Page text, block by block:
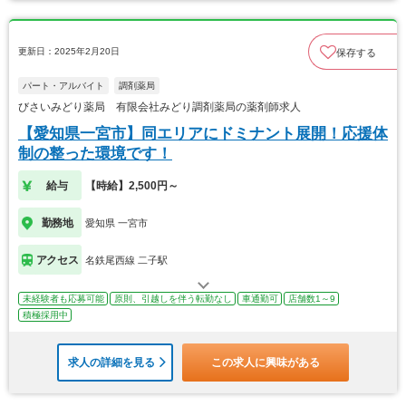
更新日：2025年2月20日 保存する
パート・アルバイト 調剤薬局
びさいみどり薬局 有限会社みどり調剤薬局の薬剤師求人
【愛知県一宮市】同エリアにドミナント展開！応援体
制の整った環境です！
給与 【時給】2,500円～
勤務地 愛知県 一宮市
アクセス 名鉄尾西線 二子駅
未経験者も応募可能 原則、引越しを伴う転勤なし 車通勤可
店舗数1～9
積極採用中
求人の詳細を見る この求人に興味がある